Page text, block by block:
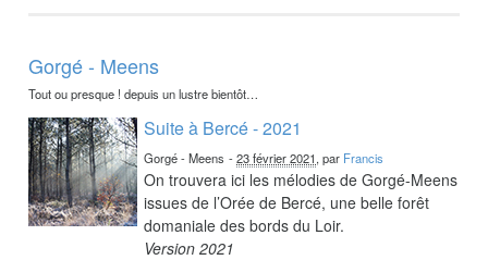
Gorgé - Meens
Tout ou presque ! depuis un lustre bientôt…
Suite à Bercé - 2021
Gorgé - Meens -23 février 2021, par Francis
On trouvera ici les mélodies de Gorgé-Meens
issues de l’Orée de Bercé, une belle forêt
domaniale des bords du Loir.
Version 2021